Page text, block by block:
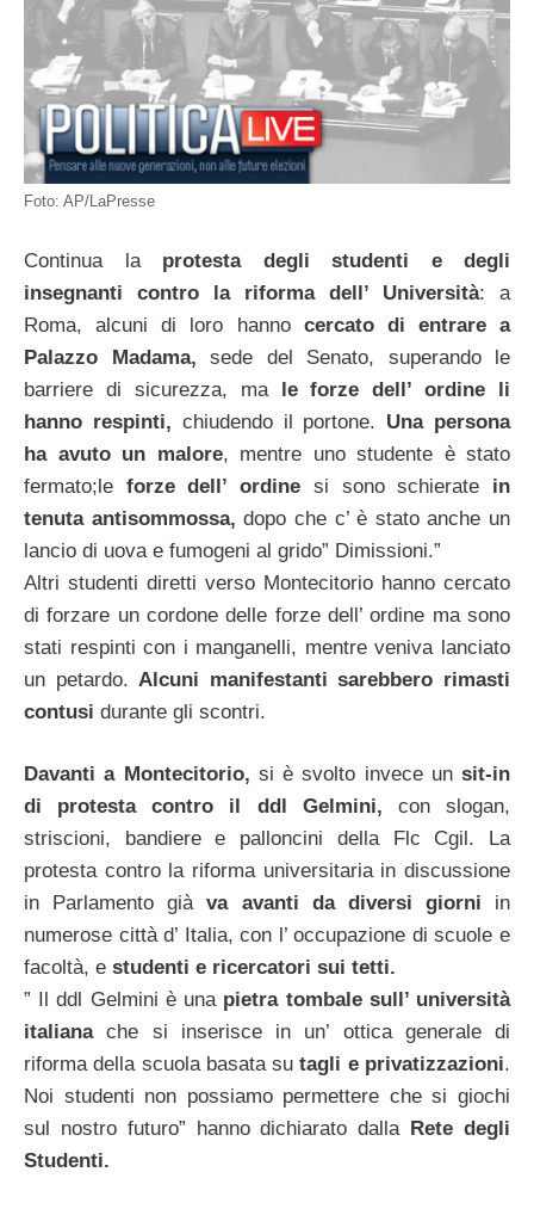
Foto: AP/LaPresse
Continua la protesta degli studenti e degli
insegnanti contro la riforma dell’ Università: a
Roma, alcuni di loro hanno cercato di entrare a
Palazzo Madama, sede del Senato, superando le
barriere di sicurezza, ma le forze dell’ ordine li
hanno respinti, chiudendo il portone. Una persona
ha avuto un malore, mentre uno studente è stato
fermato;le forze dell’ ordine si sono schierate in
tenuta antisommossa, dopo che c’ è stato anche un
lancio di uova e fumogeni al grido” Dimissioni.”
Altri studenti diretti verso Montecitorio hanno cercato
di forzare un cordone delle forze dell’ ordine ma sono
stati respinti con i manganelli, mentre veniva lanciato
un petardo. Alcuni manifestanti sarebbero rimasti
contusi durante gli scontri.
Davanti a Montecitorio, si è svolto invece un sit-in
di protesta contro il
ddl Gelmini, con slogan,
striscioni, bandiere e palloncini della Flc Cgil. La
protesta contro la riforma universitaria in discussione
in Parlamento giàva avanti da diversi giorni in
numerose città d’ Italia, con l’ occupazione di scuole e
facoltà, e studenti e ricercatori sui tetti.
” Il ddl Gelmini è una pietra tombale sull’ università
italianache si inserisce in un’ ottica generale di
riforma della scuola basata sutagli e privatizzazioni.
Noi studenti non possiamo permettere che si giochi
sul nostro futuro” hanno dichiarato dalla Rete degli
Studenti.